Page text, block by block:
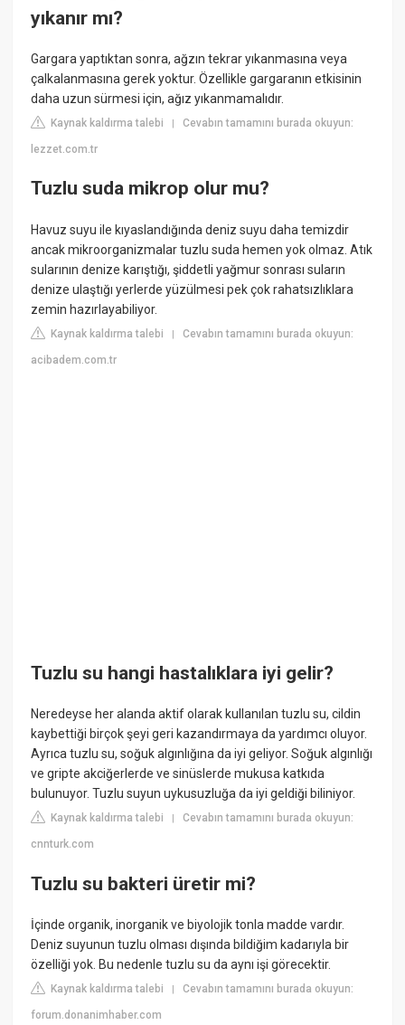
yıkanır mı?
Gargara yaptıktan sonra, ağzın tekrar yıkanmasına veya
çalkalanmasına gerek yoktur. Özellikle gargaranın etkisinin
daha uzun sürmesi için, ağız yıkanmamalıdır.
Kaynak kaldırma talebi |Cevabın tamamını burada okuyun:
lezzet.com.tr
Tuzlu suda mikrop olur mu?
Havuz suyu ile kıyaslandığında deniz suyu daha temizdir
ancak mikroorganizmalar tuzlu suda hemen yok olmaz. Atık
sularının denize karıştığı, şiddetli yağmur sonrası suların
denize ulaştığı yerlerde yüzülmesi pek çok rahatsızlıklara
zemin hazırlayabiliyor.
Kaynak kaldırma talebi |Cevabın tamamını burada okuyun:
acibadem.com.tr
Tuzlu su hangi hastalıklara iyi gelir?
Neredeyse her alanda aktif olarak kullanılan tuzlu su, cildin
kaybettiği birçok şeyi geri kazandırmaya da yardımcı oluyor.
Ayrıca tuzlu su, soğuk algınlığına da iyi geliyor. Soğuk algınlığı
ve gripte akciğerlerde ve sinüslerde mukusa katkıda
bulunuyor. Tuzlu suyun uykusuzluğa da iyi geldiği biliniyor.
Kaynak kaldırma talebi |Cevabın tamamını burada okuyun:
cnnturk.com
Tuzlu su bakteri üretir mi?
İçinde organik, inorganik ve biyolojik tonla madde vardır.
Deniz suyunun tuzlu olması dışında bildiğim kadarıyla bir
özelliği yok. Bu nedenle tuzlu su da aynı işi görecektir.
Kaynak kaldırma talebi |Cevabın tamamını burada okuyun:
forum.donanimhaber.com